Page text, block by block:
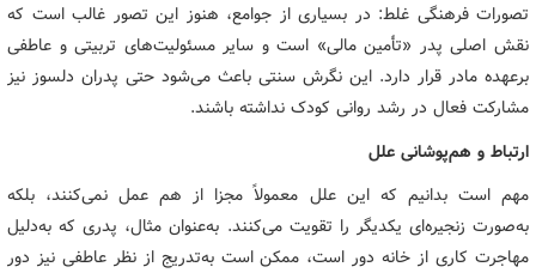
تصورات فرهنگی غلط: در بسیاری از جوامع، هنوز این تصور غالب است که
نقش اصلی پدر «تأمین مالی» است و سایر مسئولیت‌های تربیتی و عاطفی
برعهده مادر قرار دارد. این نگرش سنتی باعث می‌شود حتی پدران دلسوز نیز
مشارکت فعال در رشد روانی کودک نداشته باشند.
ارتباط و هم‌پوشانی علل
مهم است بدانیم که این علل معمولاً مجزا از هم عمل نمی‌کنند، بلکه
به‌صورت زنجیره‌ای یکدیگر را تقویت می‌کنند. به‌عنوان مثال، پدری که به‌دلیل
مهاجرت کاری از خانه دور است، ممکن است به‌تدریج از نظر عاطفی نیز دور